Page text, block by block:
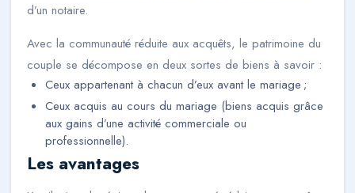
d’un notaire.
Avec la communauté réduite aux acquêts, le patrimoine du
couple se décompose en deux sortes de biens à savoir :
Ceux appartenant à chacun d’eux avant le mariage ;
Ceux acquis au cours du mariage (biens acquis grâce
aux gains d’une activité commerciale ou
professionnelle).
Les avantages